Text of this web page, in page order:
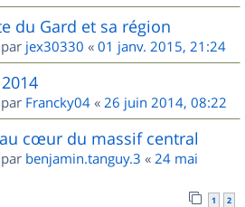
du Gard et sa région
jex30330 « 01 janv. 2015, 21:24
Francky04 « 26 juin 2014, 08:22
cœur du massif central
benjamin.tanguy.3 « 24 mai
1 2